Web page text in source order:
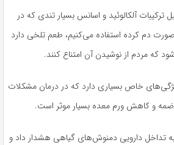
ترکیبات آلکالوئید و اسانس بسیار تندی کە در
صورت دم کردە استفادە می‌کنیم، طعم تلخی دارد
مردم از نوشیدن آن امتناع کنند.
خاص بسیاری دارد کە در درمان مشکلات
و کاهش ورم معدە بسیار موثر است.
تداخل دارویی دمنوش‌های گیاهی هشدار داد و